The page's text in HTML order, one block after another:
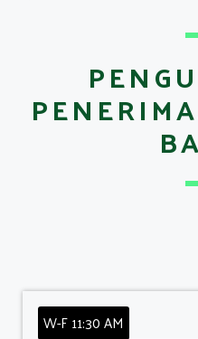
W-F 11:30 AM